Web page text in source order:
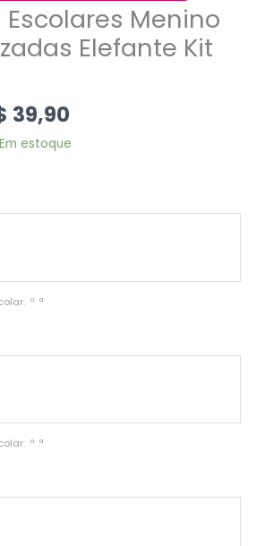
Menino
Elefante Kit
39,90
Em estoque
º  ª
º  ª